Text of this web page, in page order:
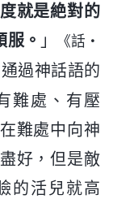
就是絶對的
。 」
《話・
通過神話語的
難處、有壓
難處中向神
好，但是敵
的活兒就高